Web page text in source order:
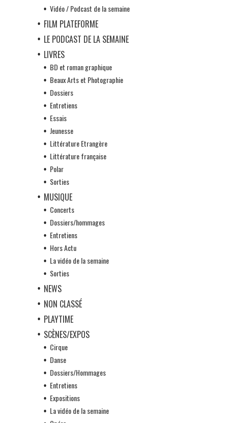
Vidéo / Podcast de la semaine
FILM PLATEFORME
LE PODCAST DE LA SEMAINE
LIVRES
BD et roman graphique
Beaux Arts et Photographie
Dossiers
Entretiens
Essais
Jeunesse
Littérature Etrangère
Littérature française
Polar
Sorties
MUSIQUE
Concerts
Dossiers/hommages
Entretiens
Hors Actu
La vidéo de la semaine
Sorties
NEWS
NON CLASSÉ
PLAYTIME
SCÈNES/EXPOS
Cirque
Danse
Dossiers/Hommages
Entretiens
Expositions
La vidéo de la semaine